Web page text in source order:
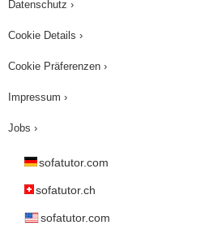
Datenschutz ›
Cookie Details ›
Cookie Präferenzen ›
Impressum ›
Jobs ›
sofatutor.com
sofatutor.ch
sofatutor.com